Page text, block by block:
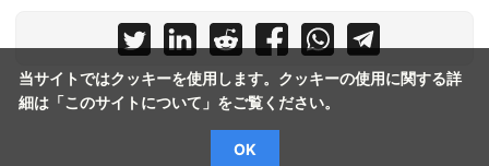
当サイトではクッキーを使用します。クッキーの使用に関する詳
細は「このサイトについて 」をご覧ください。
OK